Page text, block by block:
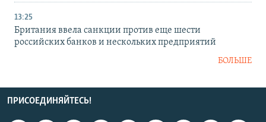
13:25
Британия ввела санкции против еще шести
российских банков и нескольких предприятий
БОЛЬШЕ
ПРИСОЕДИНЯЙТЕСЬ!